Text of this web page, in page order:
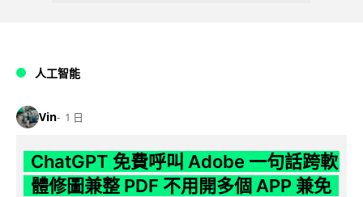
人工智能
Vin 1 日
ChatGPT 免費呼叫 Adobe 一句話跨軟
體修圖兼整 PDF 不用開多個 APP 兼免